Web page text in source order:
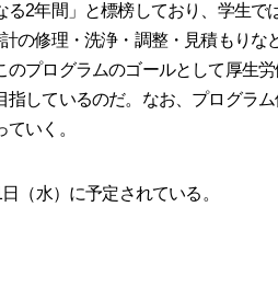
2年間」と標榜しており、学生で
の修理・洗浄・調整・見積もりな
プログラムのゴールとして厚生
しているのだ。なお、プログラ
いく。
（水）に予定されている。